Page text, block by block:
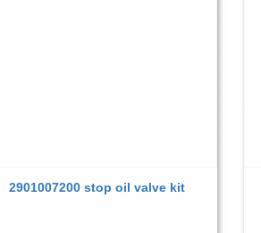
2901007200 stop oil valve kit